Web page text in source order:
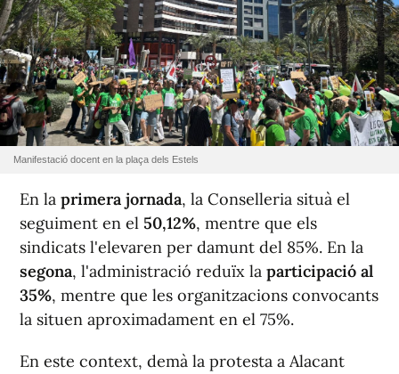
Manifestació docent en la plaça dels Estels
En la primera jornada, la Conselleria situà el
seguiment en el 50,12%, mentre que els
sindicats l'elevaren per damunt del 85%. En la
segona, l'administració reduïx la participació al
35%, mentre que les organitzacions convocants
la situen aproximadament en el 75%.
En este context, demà la protesta a Alacant